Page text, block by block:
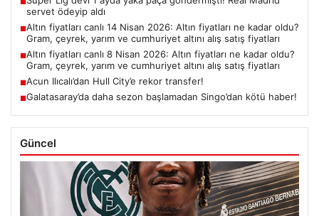
servet ödeyip aldı
■Altın fiyatları canlı 14 Nisan 2026: Altın fiyatları ne kadar oldu?
Gram, çeyrek, yarım ve cumhuriyet altını alış satış fiyatları
■Altın fiyatları canlı 8 Nisan 2026: Altın fiyatları ne kadar oldu?
Gram, çeyrek, yarım ve cumhuriyet altını alış satış fiyatları
■Acun Ilıcalı’dan Hull City’e rekor transfer!
■Galatasaray’da daha sezon başlamadan Singo’dan kötü haber!
Güncel